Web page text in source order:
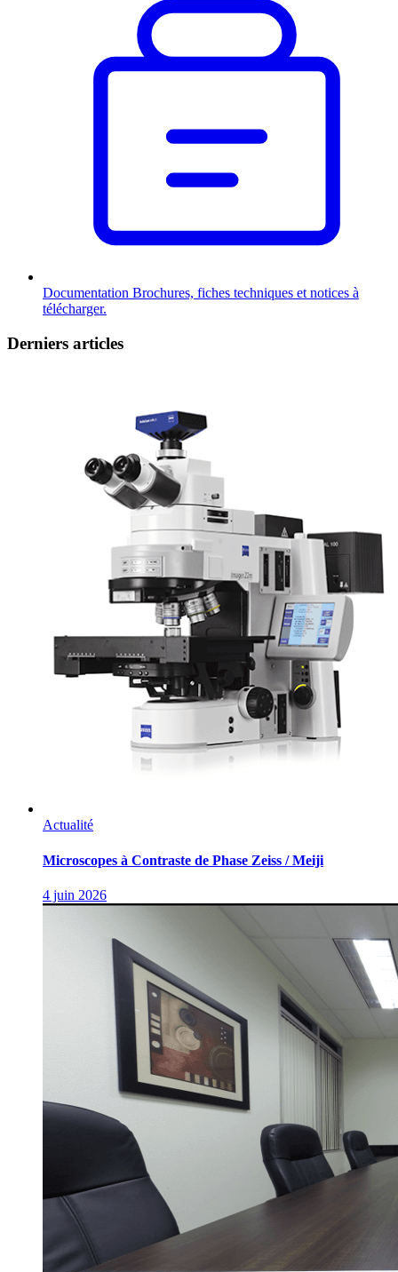
Documentation Brochures, fiches techniques et notices à
télécharger.
Derniers articles
Actualité
Microscopes à Contraste de Phase Zeiss / Meiji
4 juin 2026